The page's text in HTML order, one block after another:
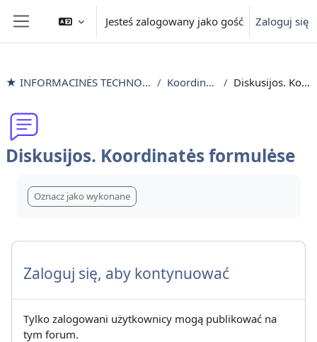
Przejdź do głównej zawartości
Panel boczny
Jesteś zalogowany jako gość Zaloguj się
★ INFORMACINĖS TECHNOLOGIJOS išlyginamieji mokymai Koordinatės formulėse Diskusijos. Koordinatės formulėse
Diskusijos. Koordinatės formulėse
Oznacz jako wykonane
Zaloguj się, aby kontynuować
Tylko zalogowani użytkownicy mogą publikować na
tym forum.